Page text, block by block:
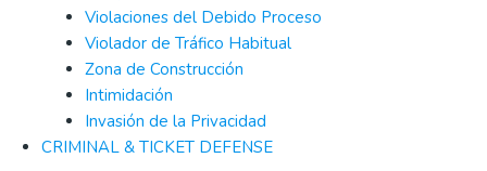
Violaciones del Debido Proceso
Violador de Tráfico Habitual
Zona de Construcción
Intimidación
Invasión de la Privacidad
CRIMINAL & TICKET DEFENSE